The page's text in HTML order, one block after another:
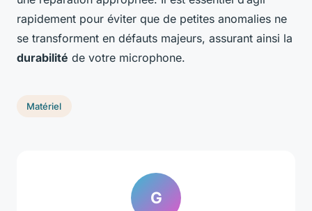
rapidement pour éviter que de petites anomalies ne
se transforment en défauts majeurs, assurant ainsi la
durabilité de votre microphone.
Matériel
G